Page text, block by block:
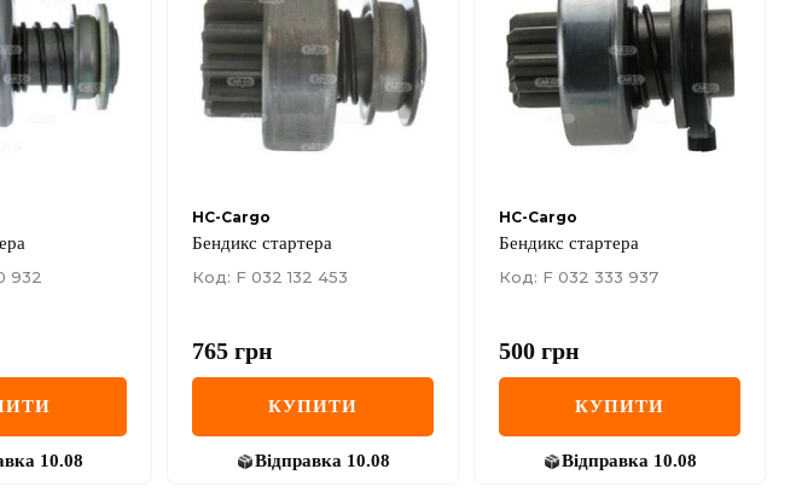
932
10.08
HC-Cargo
Бендикс стартера
Код: F 032 132 453
765 грн
КУПИТИ
Відправка 10.08
HC-Cargo
Бендикс стартера
Код: F 032 333 937
500 грн
КУПИТИ
Відправка 10.08